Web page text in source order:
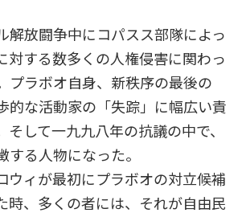
解放闘争中にコパスス部隊によっ
対する数多くの人権侵害に関わっ
プラボオ自身、新秩序の最後の
的な活動家の「失踪」に幅広い責
そして一九九八年の抗議の中で、
る人物になった。
ウィが最初にプラボオの対立候補
時、多くの者には、それが自由民